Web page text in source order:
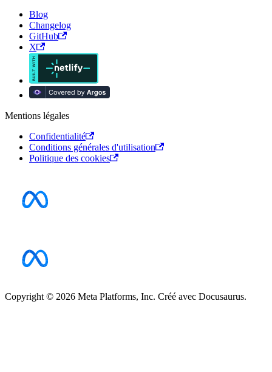
Blog
Changelog
GitHub
X
Mentions légales
Confidentialité
Conditions générales d'utilisation
Politique des cookies
Copyright © 2026 Meta Platforms, Inc. Créé avec Docusaurus.